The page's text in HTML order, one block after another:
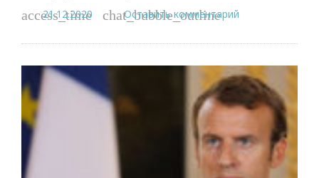
access_time
21.12.2020 chat_bubble_outline
Оставить комментарий